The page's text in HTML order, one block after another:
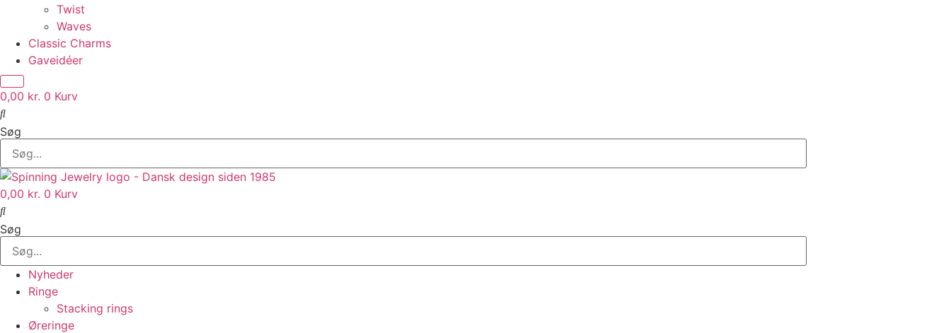
Twist
Waves
Classic Charms
Gaveidéer
0,00 kr. 0 Kurv
Søg
0,00 kr. 0 Kurv
Søg
Nyheder
Ringe
Stacking rings
Øreringe